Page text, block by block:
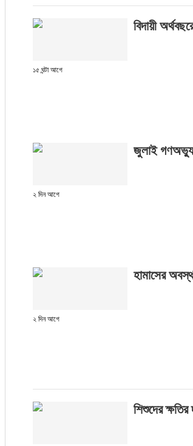
বিদায়ী
১৫ ঘন্টা আগে
জুলাই
২ দিন আগে
হামাসের
২ দিন আগে
শিশুদের